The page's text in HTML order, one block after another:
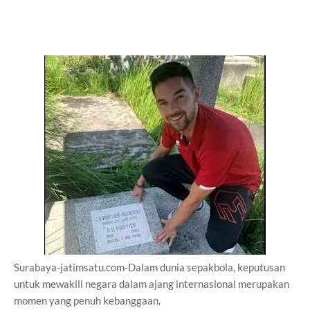
Surabaya-jatimsatu.com-Dalam dunia sepakbola, keputusan
untuk mewakili negara dalam ajang internasional merupakan
momen yang penuh kebanggaan.